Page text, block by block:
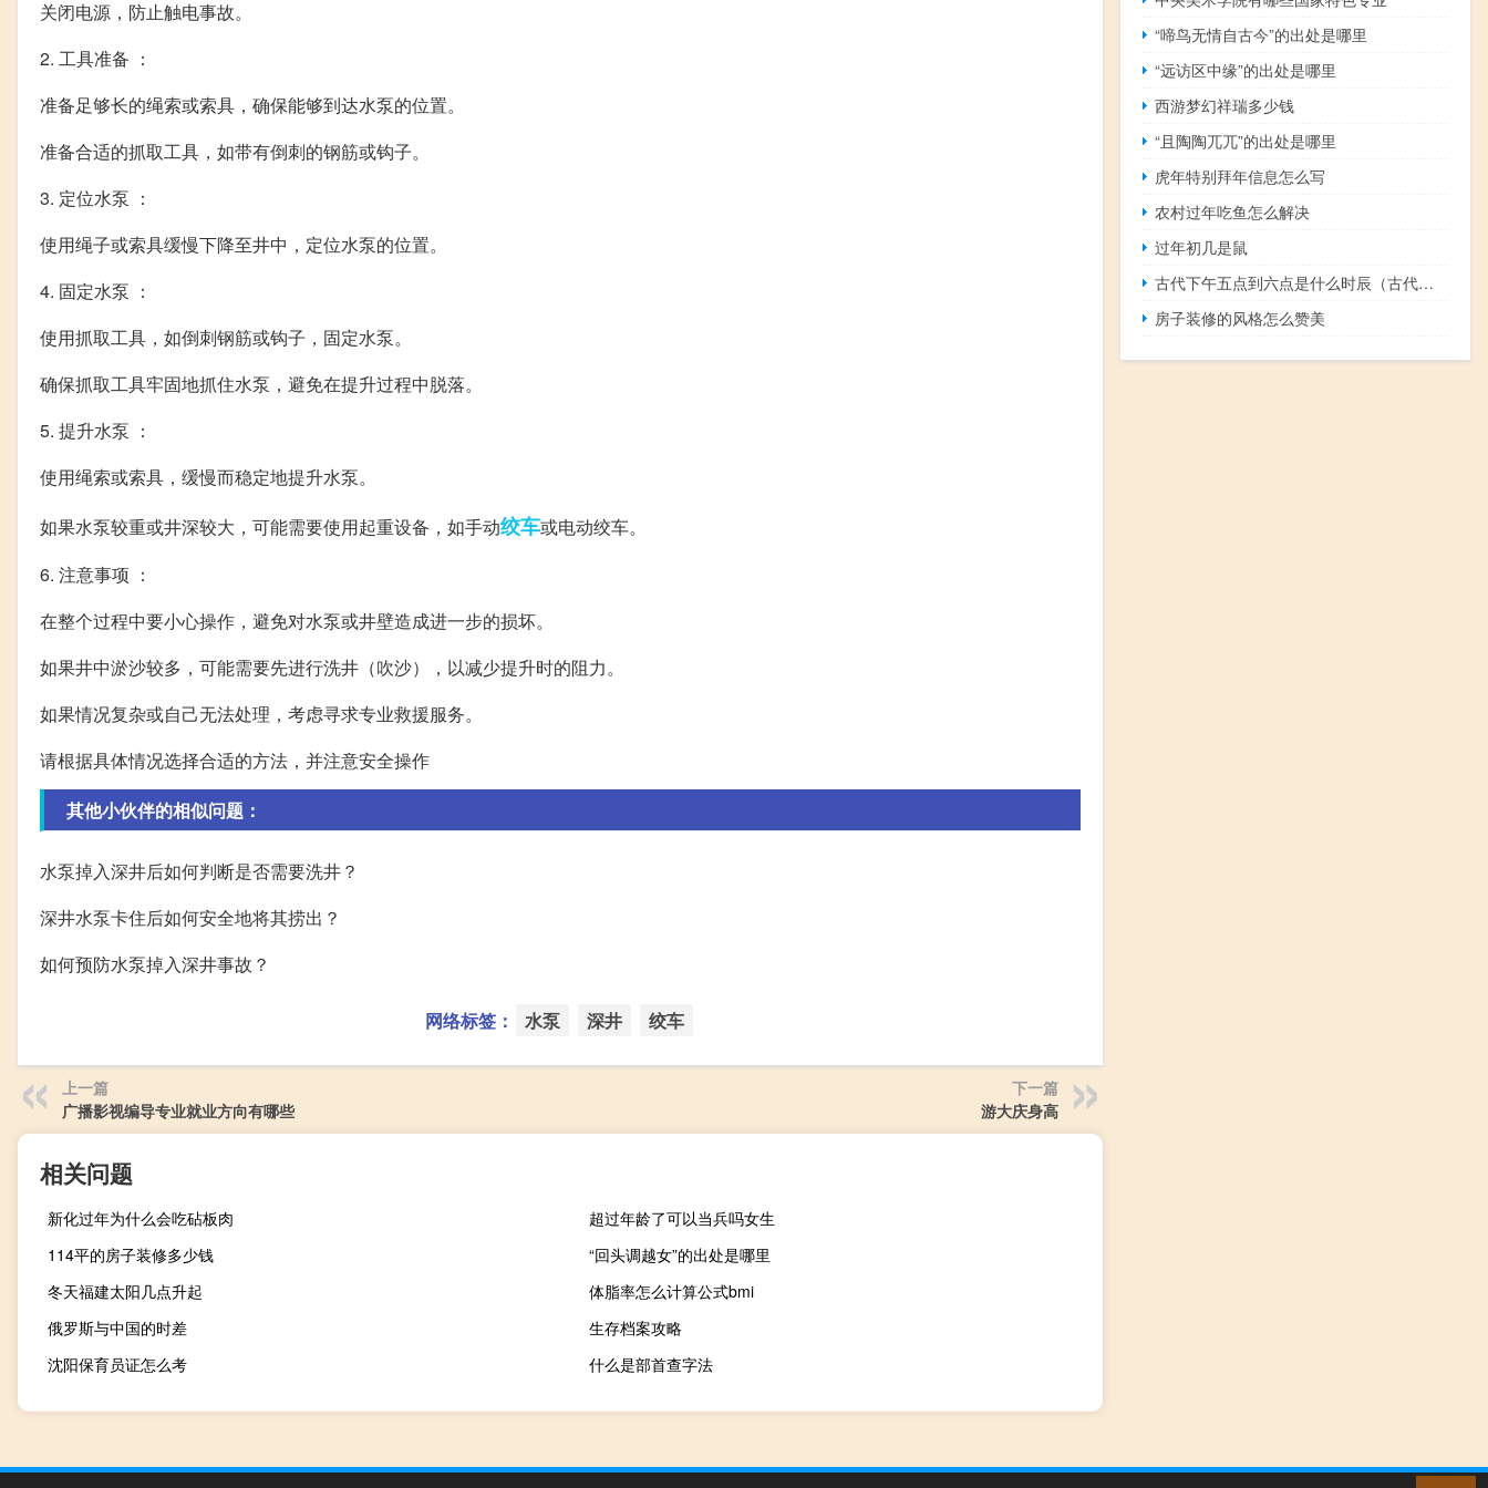
关闭电源，防止触电事故。
2. 工具准备 ：
准备足够长的绳索或索具，确保能够到达水泵的位置。
准备合适的抓取工具，如带有倒刺的钢筋或钩子。
3. 定位水泵 ：
使用绳子或索具缓慢下降至井中，定位水泵的位置。
4. 固定水泵 ：
使用抓取工具，如倒刺钢筋或钩子，固定水泵。
确保抓取工具牢固地抓住水泵，避免在提升过程中脱落。
5. 提升水泵 ：
使用绳索或索具，缓慢而稳定地提升水泵。
如果水泵较重或井深较大，可能需要使用起重设备，如手动绞车或电动绞车。
6. 注意事项 ：
在整个过程中要小心操作，避免对水泵或井壁造成进一步的损坏。
如果井中淤沙较多，可能需要先进行洗井（吹沙），以减少提升时的阻力。
如果情况复杂或自己无法处理，考虑寻求专业救援服务。
请根据具体情况选择合适的方法，并注意安全操作
其他小伙伴的相似问题：
水泵掉入深井后如何判断是否需要洗井？
深井水泵卡住后如何安全地将其捞出？
如何预防水泵掉入深井事故？
网络标签： 水泵 深井 绞车
上一篇
广播影视编导专业就业方向有哪些
下一篇
游大庆身高
相关问题
新化过年为什么会吃砧板肉
超过年龄了可以当兵吗女生
114平的房子装修多少钱
“回头调越女”的出处是哪里
冬天福建太阳几点升起
体脂率怎么计算公式bmi
俄罗斯与中国的时差
生存档案攻略
沈阳保育员证怎么考
什么是部首查字法
“啼鸟无情自古今”的出处是哪里
“远访区中缘”的出处是哪里
西游梦幻祥瑞多少钱
“且陶陶兀兀”的出处是哪里
虎年特别拜年信息怎么写
农村过年吃鱼怎么解决
过年初几是鼠
古代下午五点到六点是什么时辰（古代下午五点是什么时辰）
房子装修的风格怎么赞美